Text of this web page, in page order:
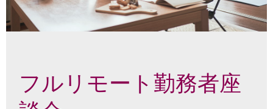
フルリモート勤務者座